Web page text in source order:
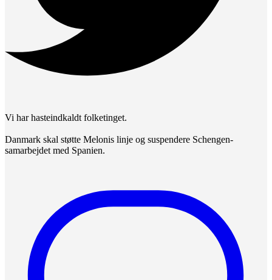
Vi har hasteindkaldt folketinget.
Danmark skal støtte Melonis linje og suspendere Schengen-
samarbejdet med Spanien.